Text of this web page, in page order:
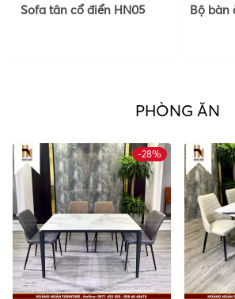
Sofa tân cổ điển HN05 Bộ bàn
PHÒNG ĂN
-28%